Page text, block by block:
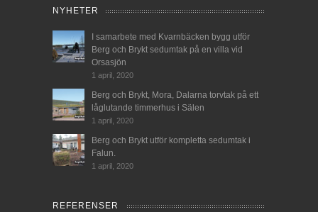
NYHETER
I samarbete med Kvarnbäcken bygg utför
Berg och Brykt sedumtak på en villa vid
Orsasjön
1 april, 2020
Berg och Brykt, Mora, Dalarna torvtak på ett
låglutande timmerhus i Sälen
1 april, 2020
Berg och Brykt utför kompletta sedumtak i
Falun.
1 april, 2020
REFERENSER